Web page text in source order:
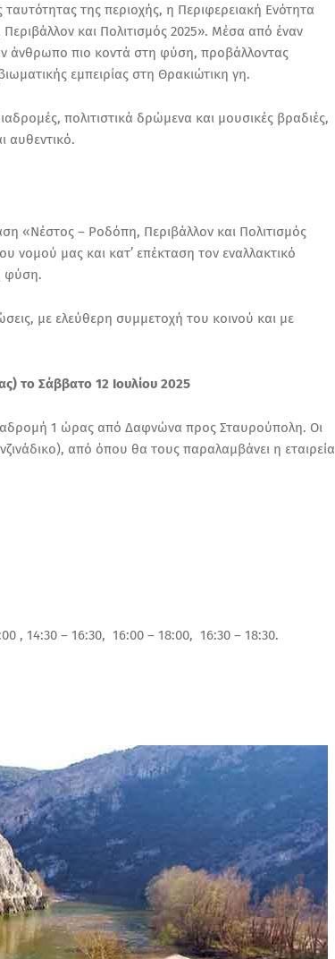
της περιοχής, η Περιφερειακή Ενότητα
και Πολιτισμός 2025». Μέσα από έναν
άνθρωπο πιο κοντά στη φύση, προβάλλοντας
εμπειρίας στη Θρακιώτικη γη.
πολιτιστικά δρώμενα και μουσικές βραδιές,
αυθεντικό.
«Νέστος – Ροδόπη, Περιβάλλον και Πολιτισμός
νομού μας και κατ’ επέκταση τον εναλλακτικό
φύση.
με ελεύθερη συμμετοχή του κοινού και με
το Σάββατο 12 Ιουλίου 2025
1 ώρας από Δαφνώνα προς Σταυρούπολη. Οι
από όπου θα τους παραλαμβάνει η εταιρεία
, 14:30 – 16:30, 16:00 – 18:00, 16:30 – 18:30.